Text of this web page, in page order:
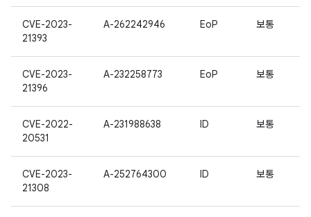
CVE-2023-
21393
A-262242946 EoP 보통
CVE-2023-
21396
A-232258773 EoP 보통
CVE-2022-
20531
A-231988638 ID 보통
CVE-2023-
21308
A-252764300 ID 보통